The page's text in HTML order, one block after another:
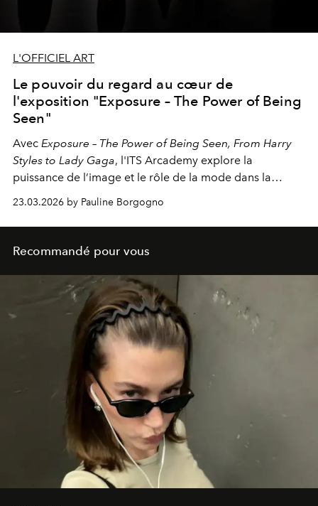
L'OFFICIEL ART
Le pouvoir du regard au cœur de
l'exposition "Exposure – The Power of Being
Seen"
Avec Exposure – The Power of Being Seen, From Harry
Styles to Lady Gaga, l'ITS Arcademy explore la
puissance de l’image et le rôle de la mode dans la
construction des icônes contemporaines.
23.03.2026 by Pauline Borgogno
Recommandé pour vous